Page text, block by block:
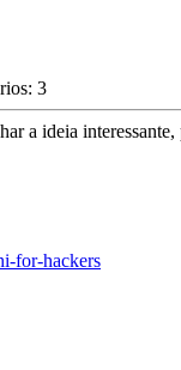
3
a ideia
for-hackers